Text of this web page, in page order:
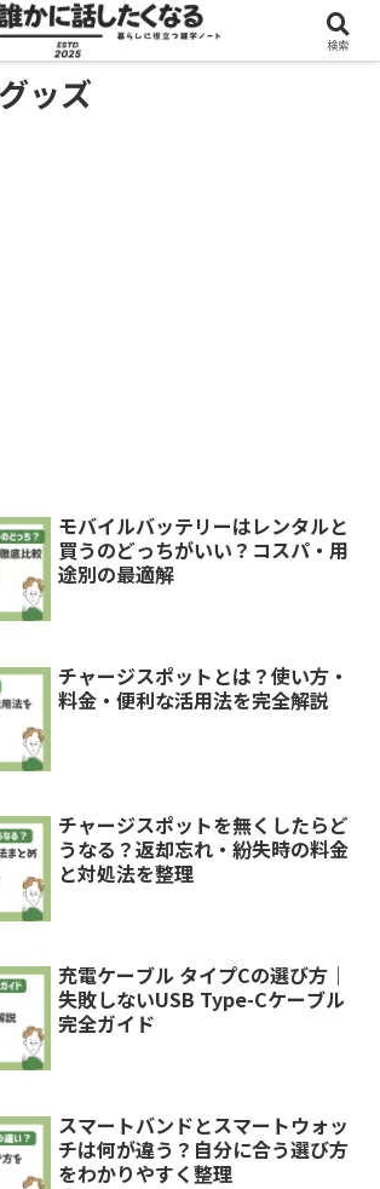
ッズ
モバイルバッテリーはレンタルと
買うのどっちがいい？コスパ・用
途別の最適解
チャージスポットとは？使い方・
料金・便利な活用法を完全解説
チャージスポットを無くしたらど
うなる？返却忘れ・紛失時の料金
と対処法を整理
充電ケーブル タイプCの選び方｜
失敗しないUSB Type-Cケーブル
完全ガイド
スマートバンドとスマートウォッ
チは何が違う？自分に合う選び方
をわかりやすく整理
検索